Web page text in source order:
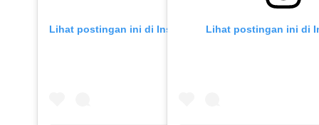
Lihat postingan ini di Instagram Lihat postingan ini di